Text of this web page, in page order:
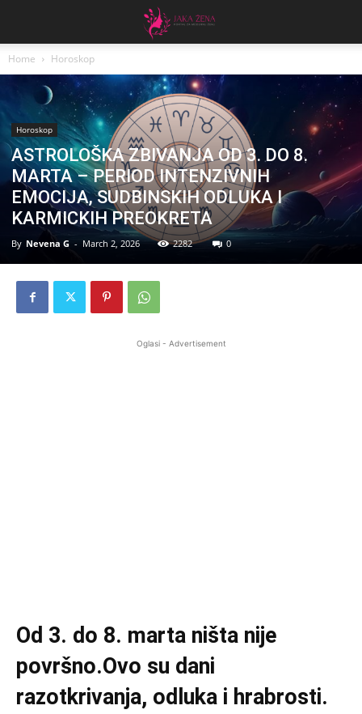
Home Horoskop
Horoskop
ASTROLOŠKA ZBIVANJA OD 3. DO 8.
MARTA – PERIOD INTENZIVNIH
EMOCIJA, SUDBINSKIH ODLUKA I
KARMICKIH PREOKRETA
By Nevena G - March 2, 2026 2282 0
Oglasi - Advertisement
Od 3. do 8. marta ništa nije
površno.Ovo su dani
razotkrivanja, odluka i hrabrosti.